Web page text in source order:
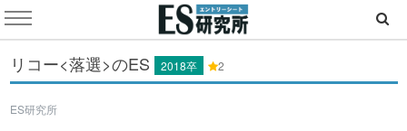
リコー<落選>のES 2018卒 2
ES研究所